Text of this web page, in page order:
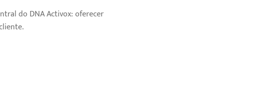
do DNA Activox: oferecer